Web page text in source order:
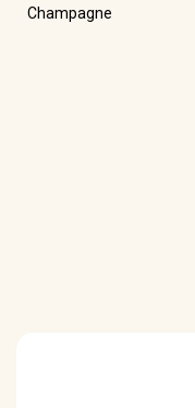
Champagne